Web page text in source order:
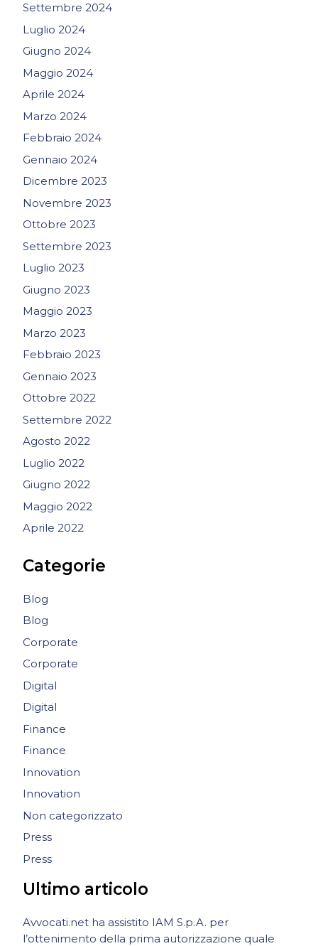
Settembre 2024
Luglio 2024
Giugno 2024
Maggio 2024
Aprile 2024
Marzo 2024
Febbraio 2024
Gennaio 2024
Dicembre 2023
Novembre 2023
Ottobre 2023
Settembre 2023
Luglio 2023
Giugno 2023
Maggio 2023
Marzo 2023
Febbraio 2023
Gennaio 2023
Ottobre 2022
Settembre 2022
Agosto 2022
Luglio 2022
Giugno 2022
Maggio 2022
Aprile 2022
Categorie
Blog
Blog
Corporate
Corporate
Digital
Digital
Finance
Finance
Innovation
Innovation
Non categorizzato
Press
Press
Ultimo articolo
Avvocati.net ha assistito IAM S.p.A. per
l’ottenimento della prima autorizzazione quale